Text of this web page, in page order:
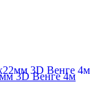
3D Венге 4м